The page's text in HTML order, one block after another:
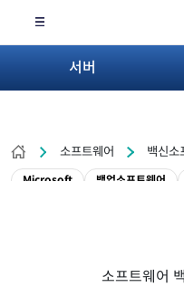
서버
소프트웨어 백신소
Microsoft 백업소프트웨어
소프트웨어